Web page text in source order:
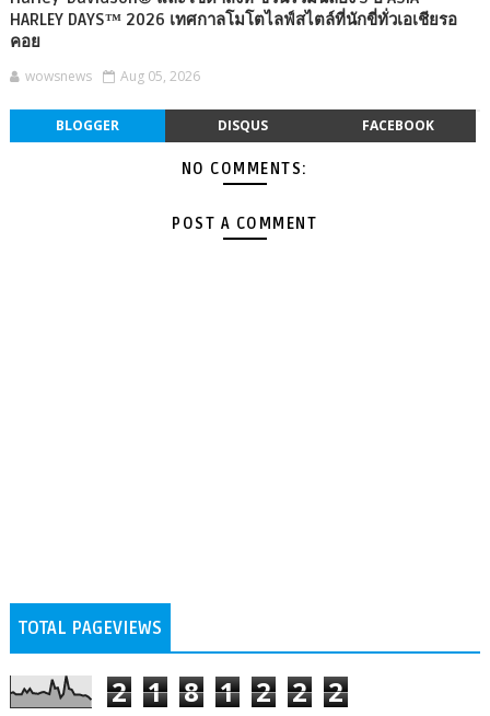
HARLEY DAYS™ 2026 เทศกาลโมโตไลฟ์สไตล์ที่นักขี่ทั่วเอเชียรอ
คอย
wowsnews Aug 05, 2026
BLOGGER DISQUS FACEBOOK
NO COMMENTS:
POST A COMMENT
TOTAL PAGEVIEWS
2 1 8 1 2 2 2